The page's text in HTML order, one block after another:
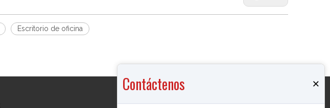
Escritorio de oficina
Contáctenos ×